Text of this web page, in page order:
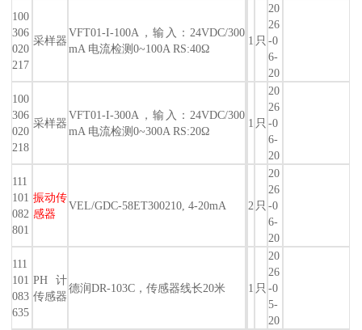
100
306
020
217
采样器
VFT01-I-100A，输入：24VDC/300
mA 电流检测0~100A RS:40Ω
1 只
20
26
-0
6-
20
100
306
020
218
采样器
VFT01-I-300A，输入：24VDC/300
mA 电流检测0~300A RS:20Ω
1 只
20
26
-0
6-
20
111
101
082
801
振动传
感器
VEL/GDC-58ET300210, 4-20mA 2 只
20
26
-0
6-
20
111
101
083
635
PH计
传感器
德润DR-103C，传感器线长20米 1 只
20
26
-0
5-
20